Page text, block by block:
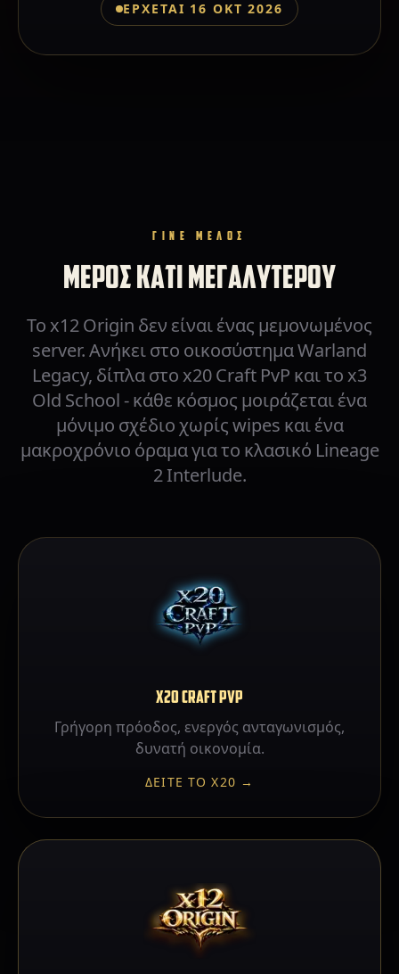
ΕΡΧΕΤΑΙ 16 ΟΚΤ 2026
ΓΙΝΕ ΜΕΛΟΣ
ΜΕΡΟΣ ΚΑΤΙ ΜΕΓΑΛΥΤΕΡΟΥ
Το x12 Origin δεν είναι ένας μεμονωμένος
server. Ανήκει στο οικοσύστημα Warland
Legacy, δίπλα στο x20 Craft PvP και το x3
Old School - κάθε κόσμος μοιράζεται ένα
μόνιμο σχέδιο χωρίς wipes και ένα
μακροχρόνιο όραμα για το κλασικό Lineage
2 Interlude.
X20 CRAFT PVP
Γρήγορη πρόοδος, ενεργός ανταγωνισμός,
δυνατή οικονομία.
ΔΕΊΤΕ ΤΟ X20 →